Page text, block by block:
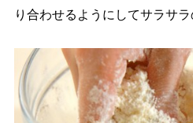
り合わせるようにしてサラサラ